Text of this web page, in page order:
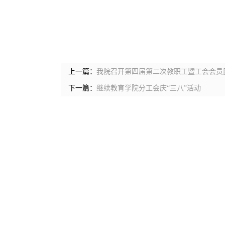
上一篇： 我院召开第四届第二次教职工暨工会会
下一篇： 继续教育学院分工会庆“三八”活动